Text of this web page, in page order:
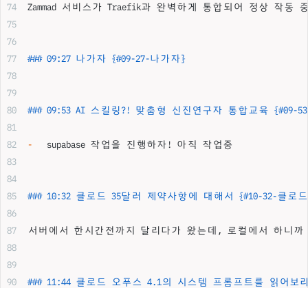
Zammad 서비스가 Traefik과 완벽하게 통합되어 정상 작
### 09:27 나가자 {#09-27-나가자}
### 09:53 AI 스킬링?! 맞춤형 신진연구자 통합교육 {#09-
-
   supabase 작업을 진행하자! 아직 작업중
### 10:32 클로드 35달러 제약사항에 대해서 {#10-32-클로
서버에서 한시간전까지 달리다가 왔는데, 로컬에서 하니
### 11:44 클로드 오푸스 4.1의 시스템 프롬프트를 읽어